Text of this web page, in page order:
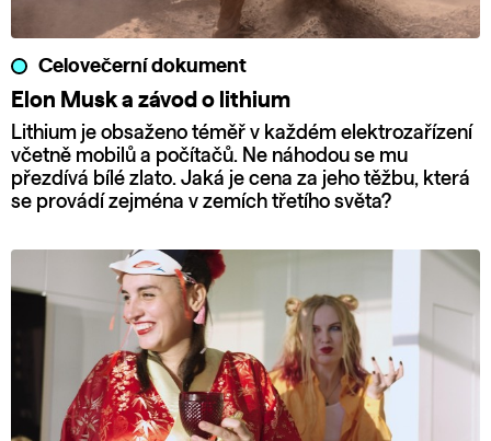
Celovečerní dokument
Elon Musk a závod o lithium
Lithium je obsaženo téměř v každém elektrozařízení
včetně mobilů a počítačů. Ne náhodou se mu
přezdívá bílé zlato. Jaká je cena za jeho těžbu, která
se provádí zejména v zemích třetího světa?